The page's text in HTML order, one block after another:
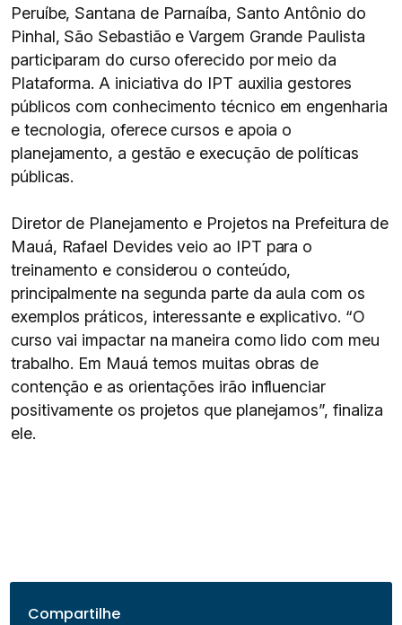
Peruíbe, Santana de Parnaíba, Santo Antônio do
Pinhal, São Sebastião e Vargem Grande Paulista
participaram do curso oferecido por meio da
Plataforma. A iniciativa do IPT auxilia gestores
públicos com conhecimento técnico em engenharia
e tecnologia, oferece cursos e apoia o
planejamento, a gestão e execução de políticas
públicas.
Diretor de Planejamento e Projetos na Prefeitura de
Mauá, Rafael Devides veio ao IPT para o
treinamento e considerou o conteúdo,
principalmente na segunda parte da aula com os
exemplos práticos, interessante e explicativo. “O
curso vai impactar na maneira como lido com meu
trabalho. Em Mauá temos muitas obras de
contenção e as orientações irão influenciar
positivamente os projetos que planejamos”, finaliza
ele.
Compartilhe